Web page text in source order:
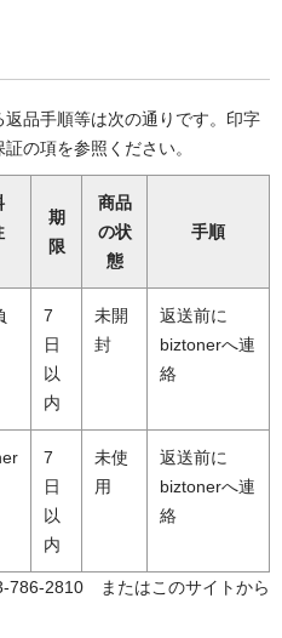
品手順等は次の通りです。印字
の項を参照ください。
期
限
商品
の状
態
手順
7
日
以
内
未開
封
返送前に
biztonerへ連
絡
7
日
以
内
未使
用
返送前に
biztonerへ連
絡
786-2810 またはこのサイトから